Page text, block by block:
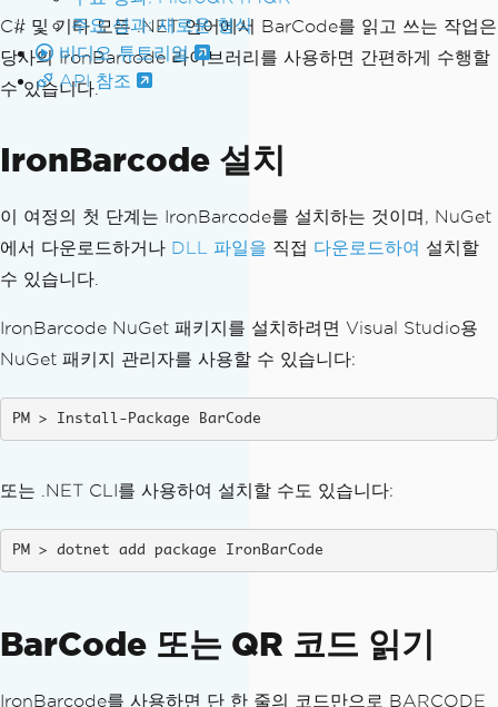
주요 성과: 새로운 형식
비디오 튜토리얼
API 참조
C# 및 기타 모든 .NET 언어에서 BarCode를 읽고 쓰는 작업은
당사의 IronBarcode 라이브러리를 사용하면 간편하게 수행할
수 있습니다.
IronBarcode 설치
이 여정의 첫 단계는 IronBarcode를 설치하는 것이며, NuGet
에서 다운로드하거나 DLL 파일을 직접 다운로드하여 설치할
수 있습니다.
IronBarcode NuGet 패키지를 설치하려면 Visual Studio용
NuGet 패키지 관리자를 사용할 수 있습니다:
Install-Package BarCode
또는 .NET CLI를 사용하여 설치할 수도 있습니다:
dotnet add package IronBarCode
BarCode 또는 QR 코드 읽기
IronBarcode를 사용하면 단 한 줄의 코드만으로 BARCODE